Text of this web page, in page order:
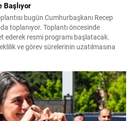
Başlıyor
bugün Cumhurbaşkanı Recep
toplanıyor. Toplantı öncesinde
ederek resmi programı başlatacak.
ve görev sürelerinin uzatılmasına
kara, deniz ve hava kuvvetlerindeki
ya da yaş haddi nedeniyle emekliye